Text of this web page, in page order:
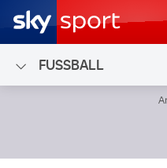
FUSSBALL